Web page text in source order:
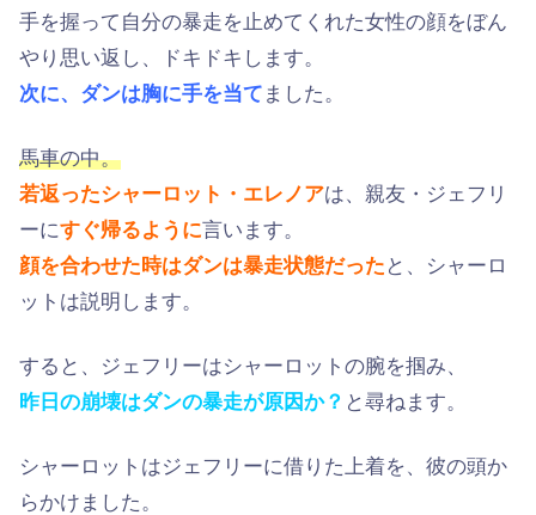
手を握って自分の暴走を止めてくれた女性の顔をぼん
やり思い返し、ドキドキします。
次に、ダンは胸に手を当て ました。
馬車の中。
若返ったシャーロット・エレノアは、親友・ジェフリ
ーにすぐ帰るように言います。
顔を合わせた時はダンは暴走状態だった と、シャーロ
ットは説明します。
すると、ジェフリーはシャーロットの腕を掴み、
昨日の崩壊はダンの暴走が原因か？ と尋ねます。
シャーロットはジェフリーに借りた上着を、彼の頭か
らかけました。